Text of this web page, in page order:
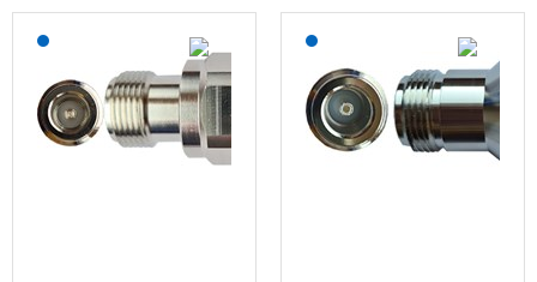
Lagerført: NEK Kabel Lagerført: NEK Kabel